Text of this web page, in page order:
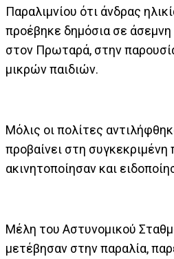
Παραλιμνίου ότι άνδρας
προέβηκε δημόσια σε
στον Πρωταρά, στην
μικρών παιδιών.
Μόλις οι πολίτες
προβαίνει στη
ακινητοποίησαν και
Μέλη του Αστυνομικού
μετέβησαν στην παραλία,